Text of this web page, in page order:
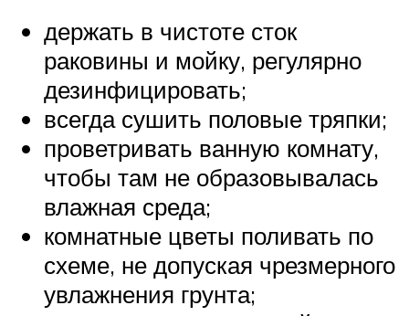
держать в чистоте сток
раковины и мойку, регулярно
дезинфицировать;
всегда сушить половые тряпки;
проветривать ванную комнату,
чтобы там не образовывалась
влажная среда;
комнатные цветы поливать по
схеме, не допуская чрезмерного
увлажнения грунта;